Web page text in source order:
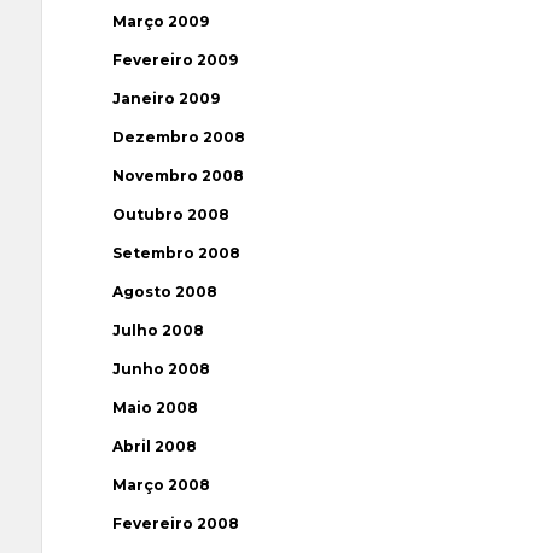
Março 2009
Fevereiro 2009
Janeiro 2009
Dezembro 2008
Novembro 2008
Outubro 2008
Setembro 2008
Agosto 2008
Julho 2008
Junho 2008
Maio 2008
Abril 2008
Março 2008
Fevereiro 2008